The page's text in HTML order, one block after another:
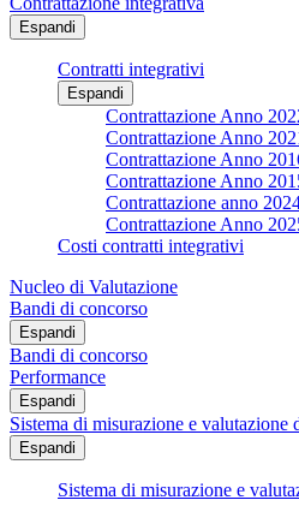
Espandi
Contratti integrativi
Espandi
Contrattazione Anno
Contrattazione Anno
Contrattazione Anno
Contrattazione Anno
Contrattazione anno
Contrattazione Anno
Costi contratti integrativi
Nucleo di Valutazione
Bandi di concorso
Espandi
Bandi di concorso
Performance
Espandi
Sistema di misurazione e valutazione
Espandi
Sistema di misurazione e